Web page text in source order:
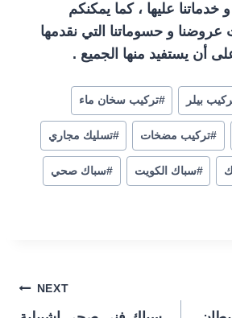
خدماتنا عليها ، كما يمكنكم
عروضنا و حسوماتنا التي نقدمها
أن يستفيد منها الجميع .
بيلر #تركيب سخان ماء
#تركيب مضخات #تسليك مجاري
#سباك الكويت #سباك صحي
NEXT